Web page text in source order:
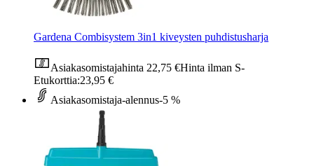
Gardena Combisystem 3in1 kiveysten puhdistusharja
Asiakasomistajahinta 22,75 €Hinta ilman S-
Etukorttia:23,95 €
Asiakasomistaja-alennus-5 %